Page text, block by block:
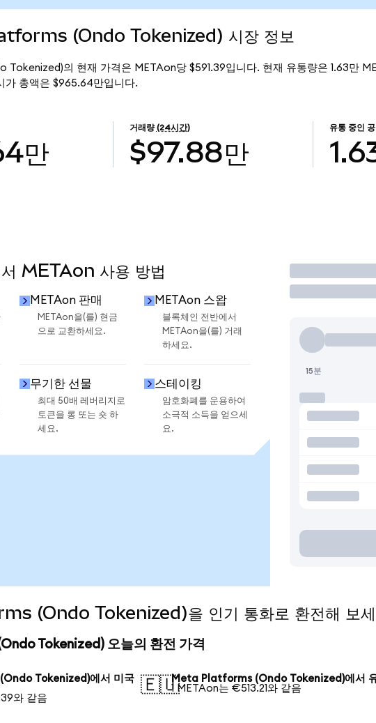
(Ondo Tokenized) 시장 정보
Tokenized)의 현재 가격은 METAon당 $591.39입니다. 현재 유통량은 1.63만
가 총액은 $965.64만입니다.
만
거래량 (24시간)
$97.88만
유통 중인
METAon 사용 방법
METAon 판매
METAon을(를) 현금
으로 교환하세요.
METAon 스왑
블록체인 전반에서
METAon을(를) 거래
하세요.
무기한 선물
최대 50배 레버리지로
토큰을 롱 또는 숏 하
세요.
스테이킹
암호화폐를 운용하여
소극적 소득을 얻으세
요.
거래
15분
(Ondo Tokenized)을 인기 통화로 환전해 보
Tokenized) 오늘의 환전 가격
Tokenized)에서 미국
와 같음
🇪🇺Meta Platforms (Ondo Tokenized)에서
1 METAon는 €513.21와 같음